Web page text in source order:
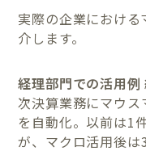
実際の企業におけ
介します。
経理部門での活用例
次決算業務にマウ
を自動化。以前は1
が、マクロ活用後